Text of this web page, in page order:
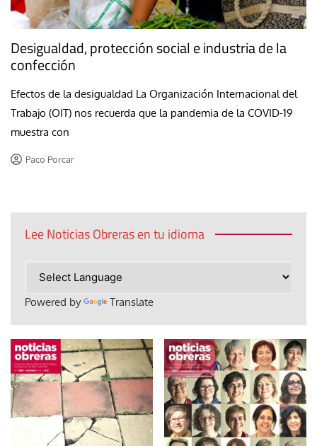
Desigualdad, protección social e industria de la
confección
Efectos de la desigualdad La Organización Internacional del
Trabajo (OIT) nos recuerda que la pandemia de la COVID-19
muestra con
Paco Porcar
Lee Noticias Obreras en tu idioma
Powered by Translate